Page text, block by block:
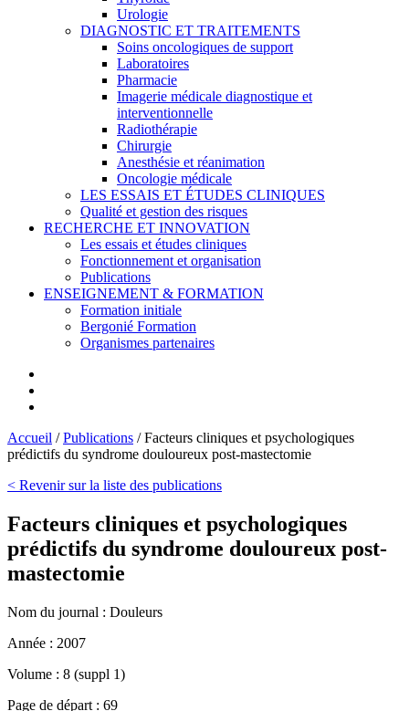
Urologie
DIAGNOSTIC ET TRAITEMENTS
Soins oncologiques de support
Laboratoires
Pharmacie
Imagerie médicale diagnostique et
interventionnelle
Radiothérapie
Chirurgie
Anesthésie et réanimation
Oncologie médicale
LES ESSAIS ET ÉTUDES CLINIQUES
Qualité et gestion des risques
RECHERCHE ET INNOVATION
Les essais et études cliniques
Fonctionnement et organisation
Publications
ENSEIGNEMENT & FORMATION
Formation initiale
Bergonié Formation
Organismes partenaires
Accueil /Publications /Facteurs cliniques et psychologiques
prédictifs du syndrome douloureux post-mastectomie
< Revenir sur la liste des publications
Facteurs cliniques et psychologiques
prédictifs du syndrome douloureux post-
mastectomie
Nom du journal : Douleurs
Année : 2007
Volume : 8 (suppl 1)
Page de départ : 69